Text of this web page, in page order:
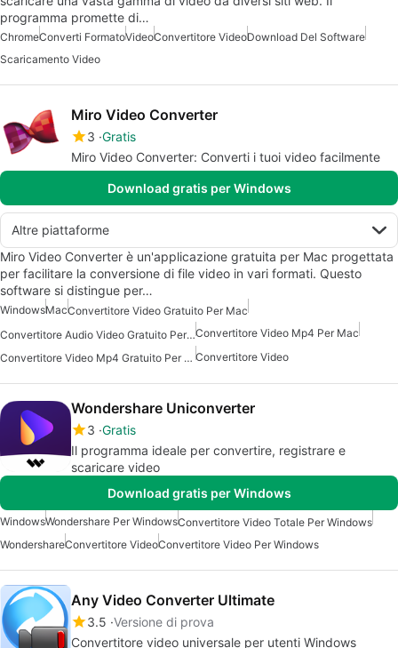
programma promette di…
ChromeConverti FormatoVideoConvertitore VideoDownload Del Software
Scaricamento Video
Miro Video Converter
3 Gratis
Miro Video Converter: Converti i tuoi video facilmente
Download gratis per Windows
Altre piattaforme
Miro Video Converter è un'applicazione gratuita per Mac progettata
per facilitare la conversione di file video in vari formati. Questo
software si distingue per…
WindowsMacConvertitore Video Gratuito Per Mac
Convertitore Audio Video Gratuito Per MacConvertitore Video Mp4 Per Mac
Convertitore Video Mp4 Gratuito Per Mac Convertitore Video
Wondershare Uniconverter
3 Gratis
Il programma ideale per convertire, registrare e
scaricare video
Download gratis per Windows
WindowsWondershare Per WindowsConvertitore Video Totale Per Windows
WondershareConvertitore VideoConvertitore Video Per Windows
Any Video Converter Ultimate
3.5 Versione di prova
Convertitore video universale per utenti Windows